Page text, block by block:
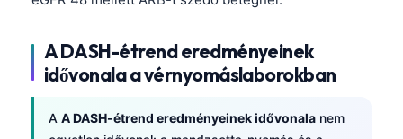
A DASH-étrend eredményeinek
idővonala a vérnyomáslaborokban
A A DASH-étrend eredményeinek idővonala nem